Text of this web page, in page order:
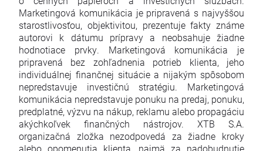
Marketingová komunikácia je pripravená s najvyššou
starostlivosťou, objektivitou, prezentuje fakty známe
autorovi k dátumu prípravy a neobsahuje žiadne
hodnotiace prvky. Marketingová komunikácia je
pripravená bez zohľadnenia potrieb klienta, jeho
individuálnej finančnej situácie a nijakým spôsobom
nepredstavuje investičnú stratégiu. Marketingová
komunikácia nepredstavuje ponuku na predaj, ponuku,
predplatné, výzvu na nákup, reklamu alebo propagáciu
akýchkoľvek finančných nástrojov. XTB S.A.
organizačná zložka nezodpovedá za žiadne kroky
alebo opomenutia klienta, najmä za nadobudnutie